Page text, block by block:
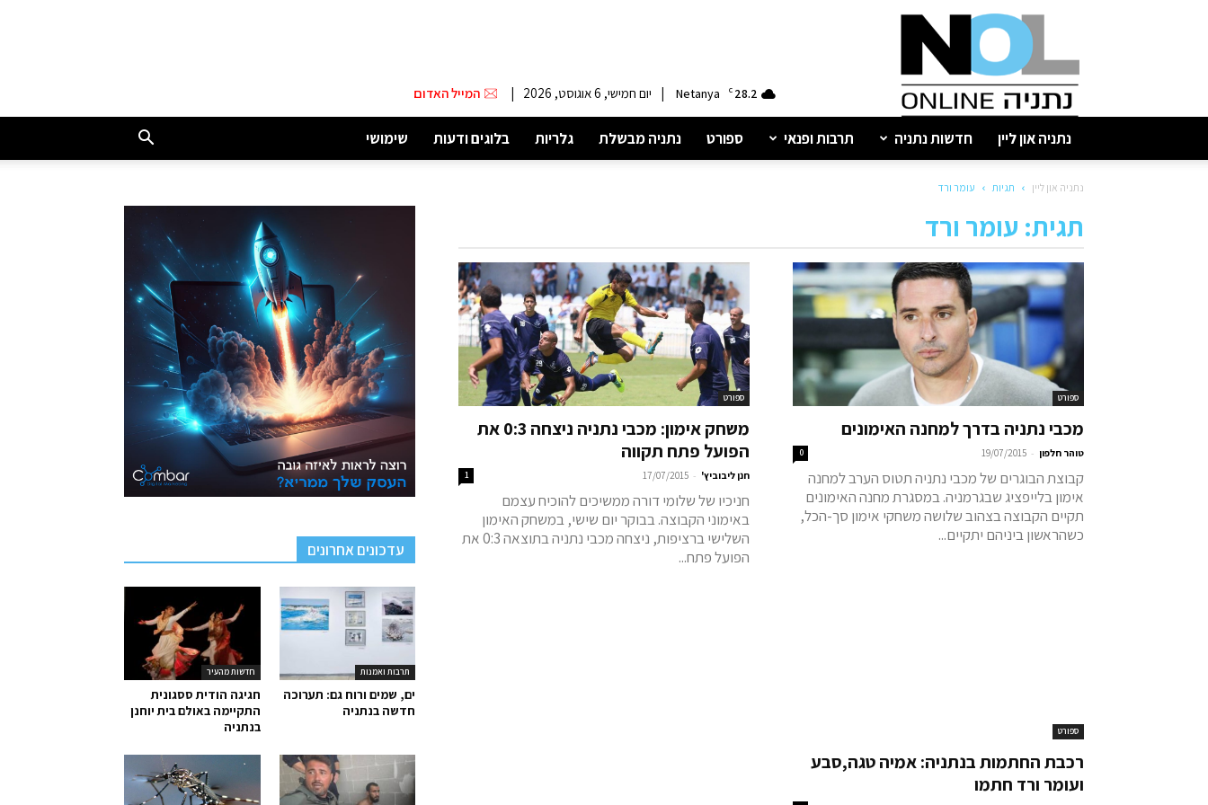
נתניה
28.2
C
Netanya
| יום חמישי, 6 אוגוסט, 2026 | המייל האדום
נתניה און ליין חדשות נתניה תרבות ופנאי ספורט נתניה מבשלת גלריות בלוגים ודעות שימושי
נתניה און ליין תגיות עומר ורד
תגית: עומר ורד
ספורט
מכבי נתניה בדרך למחנה האימונים
טוהר חלפון -
19/07/2015
0
קבוצת הבוגרים של מכבי נתניה תטוס הערב למחנה
אימון בלייפציג שבגרמניה. במסגרת מחנה האימונים
תקיים הקבוצה בצהוב שלושה משחקי אימון סך-הכל,
כשהראשון ביניהם יתקיים...
ספורט
משחק אימון: מכבי נתניה ניצחה 0:3 את
הפועל פתח תקווה
חנן ליבוביץ' -
17/07/2015
1
חניכיו של שלומי דורה ממשיכים להוכיח עצמם
באימוני הקבוצה. בבוקר יום שישי, במשחק האימון
השלישי ברציפות, ניצחה מכבי נתניה בתוצאה 0:3 את
הפועל פתח...
ספורט
רכבת החתמות בנתניה: אמיה טגה,סבע
ועומר ורד חתמו
עדכונים אחרונים
חדשות מהעיר
חגיגה הודית ססגונית
התקיימה באולם בית יוחנן
בנתניה
תרבות ואמנות
ים, שמים ורוח גם: תערוכה
חדשה בנתניה